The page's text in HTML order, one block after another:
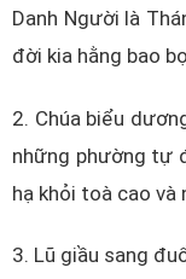
Danh Người là
đời kia hằng bao
2. Chúa biểu
những phường tự
hạ khỏi toà cao và
3. Lũ giầu sang